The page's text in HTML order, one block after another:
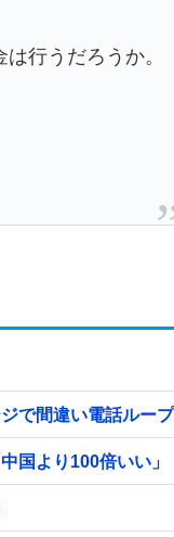
行うだろうか。
で間違い電話ル
国より100倍いい」